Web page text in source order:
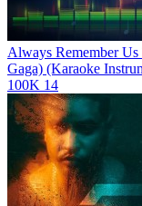
Always Remember
Gaga) (Karaoke
100K 14